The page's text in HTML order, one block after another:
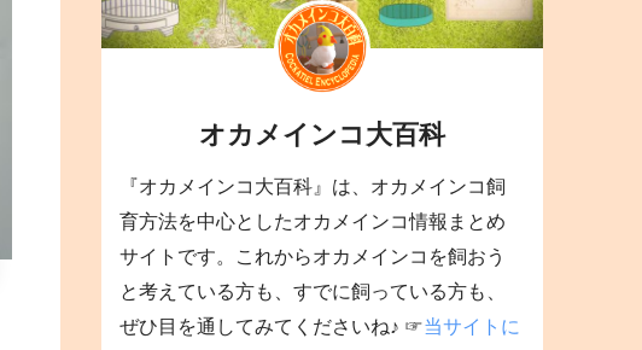
オカメインコ大百科
『オカメインコ大百科』は、オカメインコ飼
育方法を中心としたオカメインコ情報まとめ
サイトです。これからオカメインコを飼おう
と考えている方も、すでに飼っている方も、
ぜひ目を通してみてくださいね♪ ☞当サイトに